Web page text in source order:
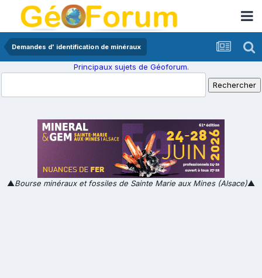
Demandes d' identification de minéraux
Principaux sujets de Géoforum.
▲Bourse minéraux et fossiles de Sainte Marie aux Mines (Alsace)▲